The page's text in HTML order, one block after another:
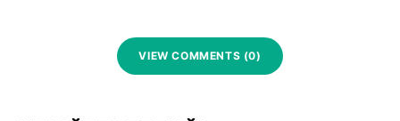
VIEW COMMENTS (0)